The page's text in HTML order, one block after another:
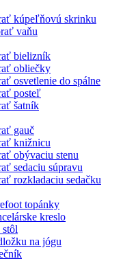
kúpeľňovú skrinku
vaňu
bielizník
obliečky
osvetlenie do spálne
posteľ
šatník
gauč
knižnicu
obývaciu stenu
sedaciu súpravu
rozkladaciu sedačku
topánky
kreslo
na jógu